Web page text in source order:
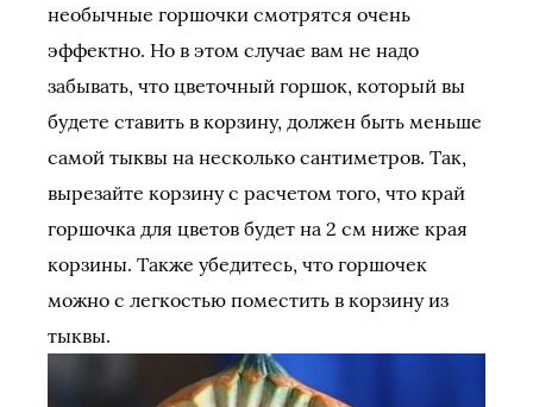
необычные горшочки смотрятся очень
эффектно. Но в этом случае вам не надо
забывать, что цветочный горшок, который вы
будете ставить в корзину, должен быть меньше
самой тыквы на несколько сантиметров. Так,
вырезайте корзину с расчетом того, что край
горшочка для цветов будет на 2 см ниже края
корзины. Также убедитесь, что горшочек
можно с легкостью поместить в корзину из
тыквы.